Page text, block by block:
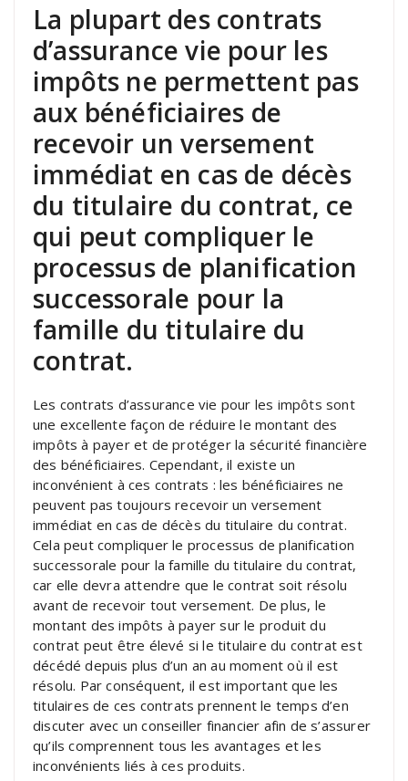
La plupart des contrats
d’assurance vie pour les
impôts ne permettent pas
aux bénéficiaires de
recevoir un versement
immédiat en cas de décès
du titulaire du contrat, ce
qui peut compliquer le
processus de planification
successorale pour la
famille du titulaire du
contrat.
Les contrats d’assurance vie pour les impôts sont
une excellente façon de réduire le montant des
impôts à payer et de protéger la sécurité financière
des bénéficiaires. Cependant, il existe un
inconvénient à ces contrats : les bénéficiaires ne
peuvent pas toujours recevoir un versement
immédiat en cas de décès du titulaire du contrat.
Cela peut compliquer le processus de planification
successorale pour la famille du titulaire du contrat,
car elle devra attendre que le contrat soit résolu
avant de recevoir tout versement. De plus, le
montant des impôts à payer sur le produit du
contrat peut être élevé si le titulaire du contrat est
décédé depuis plus d’un an au moment où il est
résolu. Par conséquent, il est important que les
titulaires de ces contrats prennent le temps d’en
discuter avec un conseiller financier afin de s’assurer
qu’ils comprennent tous les avantages et les
inconvénients liés à ces produits.